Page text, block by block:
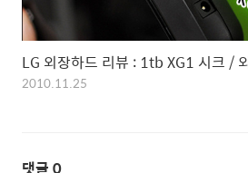
LG 외장하드 리뷰 : 1tb XG1 시크 /
2010.11.25
댓글 0